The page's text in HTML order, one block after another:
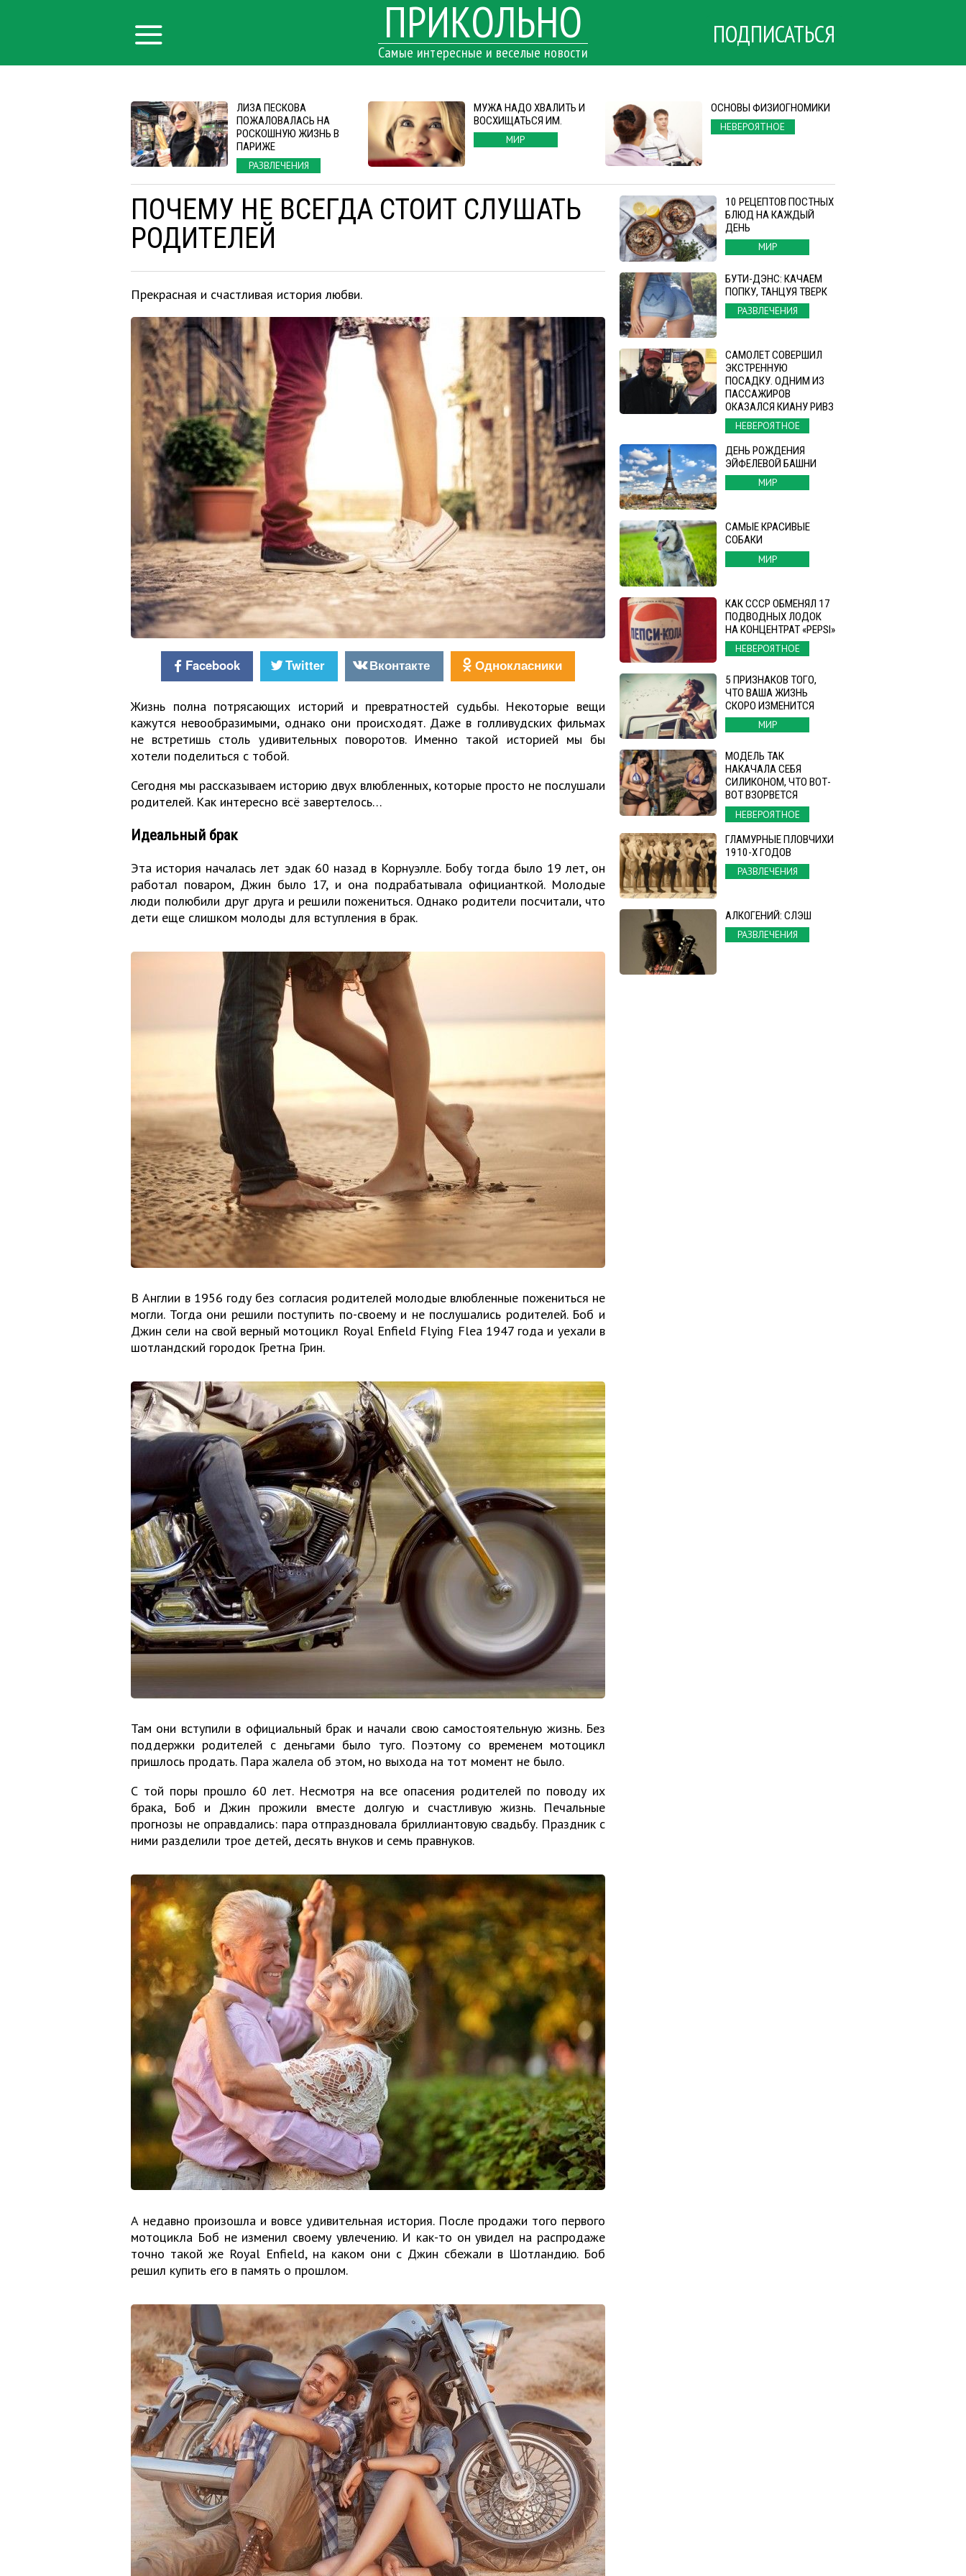
ПРИКОЛЬНО
Самые интересные и веселые новости
ПОДПИСАТЬСЯ
ЛИЗА ПЕСКОВА
ПОЖАЛОВАЛАСЬ НА
РОСКОШНУЮ ЖИЗНЬ В
ПАРИЖЕ
РАЗВЛЕЧЕНИЯ
МУЖА НАДО ХВАЛИТЬ И
ВОСХИЩАТЬСЯ ИМ.
МИР
ОСНОВЫ ФИЗИОГНОМИКИ
НЕВЕРОЯТНОЕ
ПОЧЕМУ НЕ ВСЕГДА СТОИТ СЛУШАТЬ
РОДИТЕЛЕЙ
Прекрасная и счастливая история любви.
Facebook Twitter Вконтакте Однокласники
Жизнь полна потрясающих историй и превратностей судьбы. Некоторые вещи
кажутся невообразимыми, однако они происходят. Даже в голливудских фильмах
не встретишь столь удивительных поворотов. Именно такой историей мы бы
хотели поделиться с тобой.
Сегодня мы рассказываем историю двух влюбленных, которые просто не послушали
родителей. Как интересно всё завертелось…
Идеальный брак
Эта история началась лет эдак 60 назад в Корнуэлле. Бобу тогда было 19 лет, он
работал поваром, Джин было 17, и она подрабатывала официанткой. Молодые
люди полюбили друг друга и решили пожениться. Однако родители посчитали, что
дети еще слишком молоды для вступления в брак.
В Англии в 1956 году без согласия родителей молодые влюбленные пожениться не
могли. Тогда они решили поступить по-своему и не послушались родителей. Боб и
Джин сели на свой верный мотоцикл Royal Enfield Flying Flea 1947 года и уехали в
шотландский городок Гретна Грин.
Там они вступили в официальный брак и начали свою самостоятельную жизнь. Без
поддержки родителей с деньгами было туго. Поэтому со временем мотоцикл
пришлось продать. Пара жалела об этом, но выхода на тот момент не было.
С той поры прошло 60 лет. Несмотря на все опасения родителей по поводу их
брака, Боб и Джин прожили вместе долгую и счастливую жизнь. Печальные
прогнозы не оправдались: пара отпраздновала бриллиантовую свадьбу. Праздник с
ними разделили трое детей, десять внуков и семь правнуков.
А недавно произошла и вовсе удивительная история. После продажи того первого
мотоцикла Боб не изменил своему увлечению. И как-то он увидел на распродаже
точно такой же Royal Enfield, на каком они с Джин сбежали в Шотландию. Боб
решил купить его в память о прошлом.
10 РЕЦЕПТОВ ПОСТНЫХ
БЛЮД НА КАЖДЫЙ
ДЕНЬ
МИР
БУТИ-ДЭНС: КАЧАЕМ
ПОПКУ, ТАНЦУЯ ТВЕРК
РАЗВЛЕЧЕНИЯ
САМОЛЕТ СОВЕРШИЛ
ЭКСТРЕННУЮ
ПОСАДКУ. ОДНИМ ИЗ
ПАССАЖИРОВ
ОКАЗАЛСЯ КИАНУ РИВЗ
НЕВЕРОЯТНОЕ
ДЕНЬ РОЖДЕНИЯ
ЭЙФЕЛЕВОЙ БАШНИ
МИР
САМЫЕ КРАСИВЫЕ
СОБАКИ
МИР
КАК СССР ОБМЕНЯЛ 17
ПОДВОДНЫХ ЛОДОК
НА КОНЦЕНТРАТ «PEPSI»
НЕВЕРОЯТНОЕ
5 ПРИЗНАКОВ ТОГО,
ЧТО ВАША ЖИЗНЬ
СКОРО ИЗМЕНИТСЯ
МИР
МОДЕЛЬ ТАК
НАКАЧАЛА СЕБЯ
СИЛИКОНОМ, ЧТО ВОТ-
ВОТ ВЗОРВЕТСЯ
НЕВЕРОЯТНОЕ
ГЛАМУРНЫЕ ПЛОВЧИХИ
1910-Х ГОДОВ
РАЗВЛЕЧЕНИЯ
АЛКОГЕНИЙ: СЛЭШ
РАЗВЛЕЧЕНИЯ